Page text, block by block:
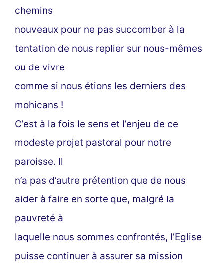
chemins
nouveaux pour ne pas succomber à la
tentation de nous replier sur nous-mêmes
ou de vivre
comme si nous étions les derniers des
mohicans !
C’est à la fois le sens et l’enjeu de ce
modeste projet pastoral pour notre
paroisse. Il
n’a pas d’autre prétention que de nous
aider à faire en sorte que, malgré la
pauvreté à
laquelle nous sommes confrontés, l’Eglise
puisse continuer à assurer sa mission